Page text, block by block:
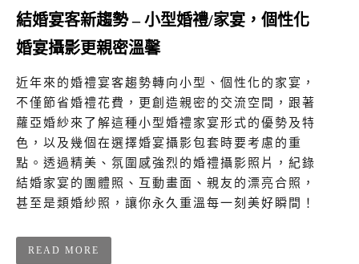
結婚宴客新趨勢 – 小型婚禮/家宴，個性化
婚宴攝影更親密溫馨
近年來的婚禮宴客趨勢轉向小型、個性化的家宴，
不僅節省婚禮花費，更創造親密的交流空間，跟著
蘿亞婚紗來了解這種小型婚禮家宴形式的優勢及特
色，以及幾個在選擇婚宴攝影包套時要考慮的重
點。透過精美、氛圍感強烈的婚禮攝影照片，紀錄
結婚家宴的團體照、互動畫面、親友的漂亮合照，
甚至是類婚紗照，讓你永久重溫每一刻美好瞬間！
READ MORE